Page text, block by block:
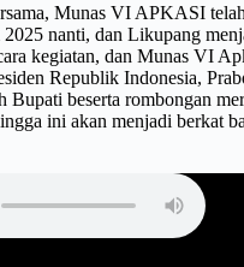
Munas VI APKASI
nanti, dan Likupang
kegiatan, dan Munas VI
Republik Indonesia,
Bupati beserta rombongan
ini akan menjadi berkat